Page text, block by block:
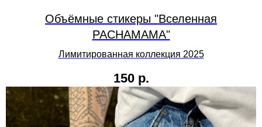
Объёмные стикеры "Вселенная
PACHAMAMA"
Лимитированная коллекция 2025
150 р.